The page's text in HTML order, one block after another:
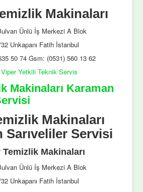
Makinaları
Ünlü İş Merkezi A Blok
Unkapanı Fatih İstanbul
50 74 Gsm: (0531) 560 13 62
Viper Yetkili Teknik Servis
Makinaları Karaman
Makinaları
Sarıveliler Servisi
Temizlik Makinaları
Ünlü İş Merkezi A Blok
Unkapanı Fatih İstanbul